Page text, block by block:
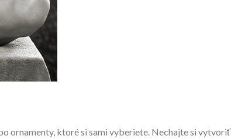
ornamenty, ktoré si sami vyberiete. Nechajte si vytvoriť